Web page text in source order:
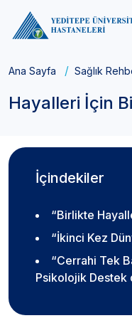
Ana Sayfa Sağlık
Hayalleri İçin
İçindekiler
“Birlikte
“İkinci Kez
“Cerrahi Tek
Psikolojik Destek